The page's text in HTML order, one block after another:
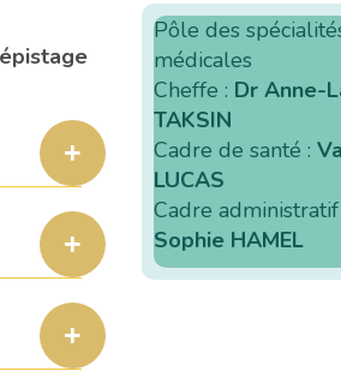
Pôle des
médicales
Cheffe : Dr Anne-
TAKSIN
Cadre de santé :
LUCAS
Cadre administratif
Sophie HAMEL